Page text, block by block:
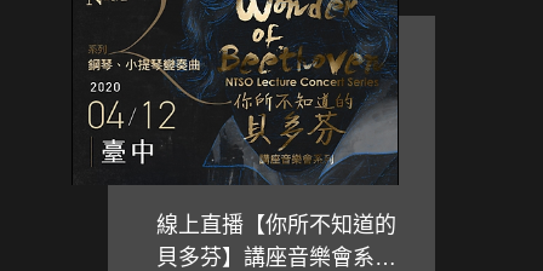
線上直播【你所不知道的
貝多芬】講座音樂會系列